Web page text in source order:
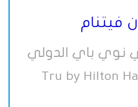
فيتنام
نوي باي الدولي
Tru by Hilton